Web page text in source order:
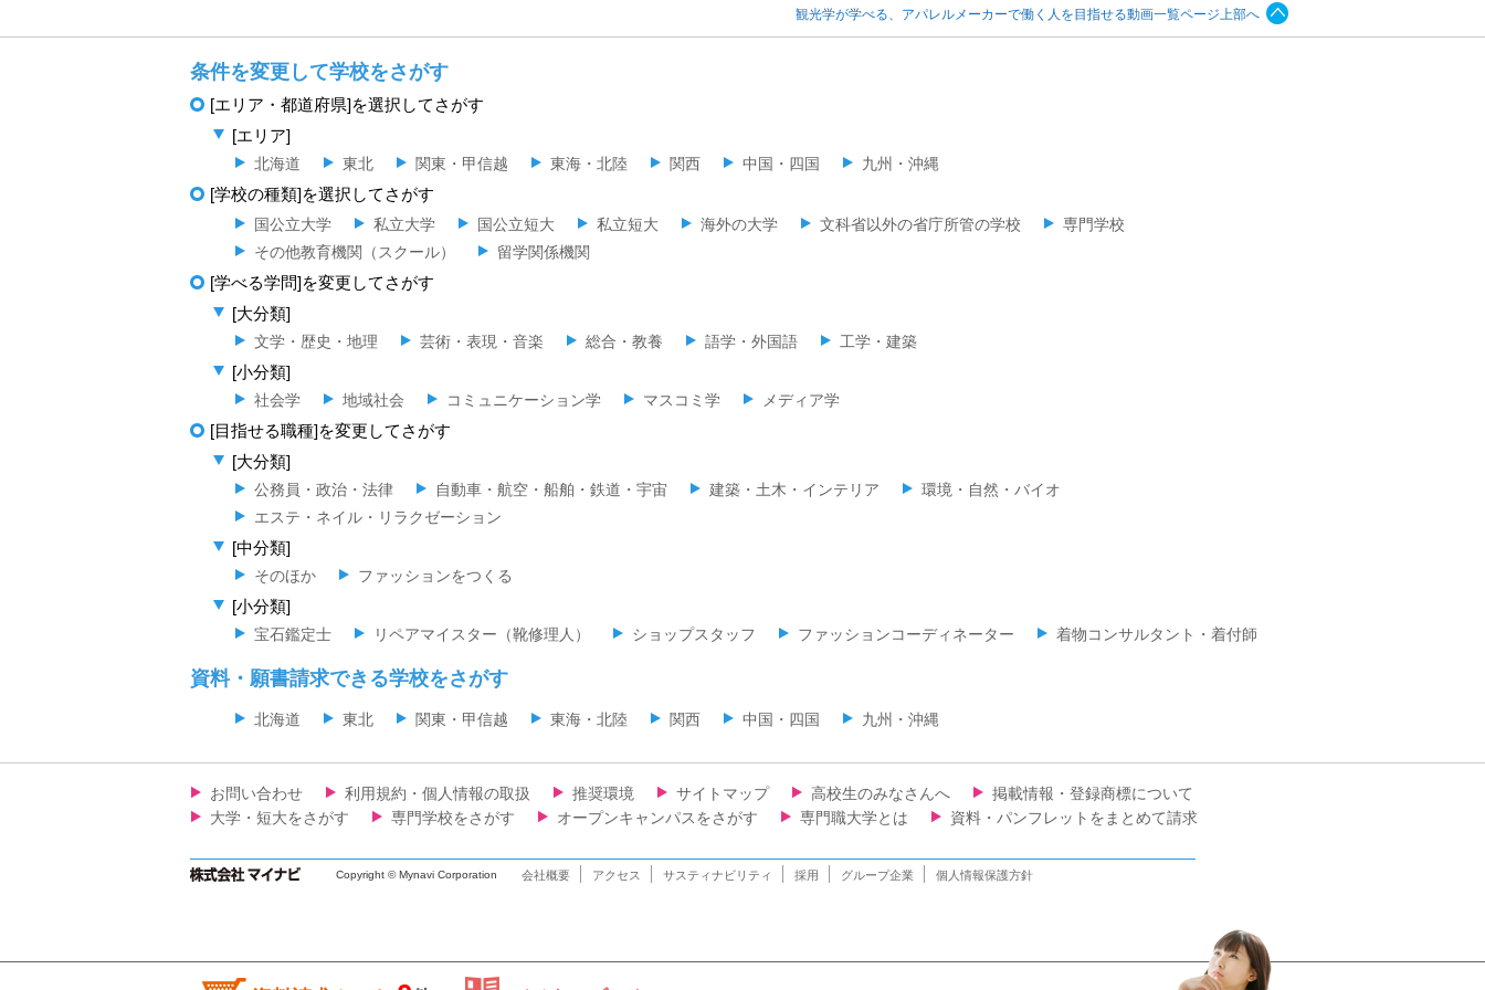
観光学が学べる、アパレルメーカーで働く人を目指せる動画一覧ページ上部へ
条件を変更して学校をさがす
[エリア・都道府県]を選択してさがす
[エリア]
北海道 東北 関東・甲信越 東海・北陸 関西 中国・四国 九州・沖縄
[学校の種類]を選択してさがす
国公立大学 私立大学 国公立短大 私立短大 海外の大学 文科省以外の省庁所管の学校
専門学校
その他教育機関（スクール）
留学関係機関
[学べる学問]を変更してさがす
[大分類]
文学・歴史・地理 芸術・表現・音楽 総合・教養 語学・外国語 工学・建築
[小分類]
社会学 地域社会 コミュニケーション学 マスコミ学 メディア学
[目指せる職種]を変更してさがす
[大分類]
公務員・政治・法律 自動車・航空・船舶・鉄道・宇宙 建築・土木・インテリア
環境・自然・バイオ
エステ・ネイル・リラクゼーション
[中分類]
そのほか ファッションをつくる
[小分類]
宝石鑑定士 リペアマイスター（靴修理人） ショップスタッフ ファッションコーディネーター 着物コンサルタント・着付師
資料・願書請求できる学校をさがす
北海道 東北 関東・甲信越 東海・北陸 関西 中国・四国 九州・沖縄
お問い合わせ 利用規約・個人情報の取扱 推奨環境 サイトマップ 高校生のみなさんへ
掲載情報・登録商標について
大学・短大をさがす
専門学校をさがす オープンキャンパスをさがす 専門職大学とは 資料・パンフレットをまとめて請求
Copyright © Mynavi Corporation 会社概要 アクセス サスティナビリティ 採用 グループ企業 個人情報保護方針